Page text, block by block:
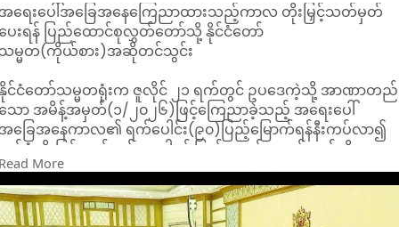
ရေးပေါ်အခြေအနေကြေညာထားသည့်ကာလ တိုးမြှင့်သတ်မှတ်
ေးရန် ပြည်ထောင်စုလွှတ်တော်သို့ နိုင်ငံတော်
မ္မတ(ကိုယ်စား)အဆိုတင်သွင်း
င်ငံတော်သမ္မတရုံးက ဇူလိုင် ၂၁ ရက်တွင် ဥပဒေကဲ့သို့ အာဏာတည်
ော အမိန့်အမှတ်(၁/၂၀၂၆)ဖြင့်ကြေညာခဲ့သည့် အရေးပေါ်
ခြေအနေကာလ၏ ရက်ပေါင်း(၉၀)ပြည့်မြောက်ရန်နီးကပ်လာ၍
ပ်မံတိုးမြှင့်သတ်မှတ်ပေးပါရန် ပြည်ထောင်စုလွှတ်တော်သို့
ဆိုတင်သွင်းခဲ့သည်။
လိုင် ၁၄ ရက်ကကျင်းပသည့် တတိယအကြိမ် ပြည်ထောင်စု
တ်တော် ဒုတိယပုံမှန်အစည်းအဝေး(အဋ္ဌမနေ့)တွင် ဥပဒေရေးရာ
More